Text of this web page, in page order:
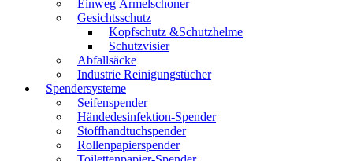
Einweg Ärmelschoner
Gesichtsschutz
Kopfschutz &Schutzhelme
Schutzvisier
Abfallsäcke
Industrie Reinigungstücher
Spendersysteme
Seifenspender
Händedesinfektion-Spender
Stoffhandtuchspender
Rollenpapierspender